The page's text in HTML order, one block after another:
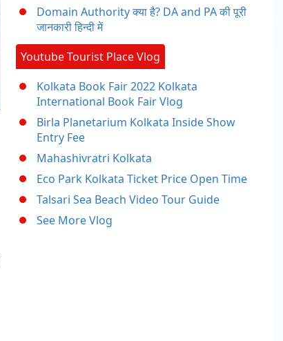
Domain Authority क्या है? DA and PA की पूरी
जानकारी हिन्दी में
Youtube Tourist Place Vlog
Kolkata Book Fair 2022 Kolkata
International Book Fair Vlog
Birla Planetarium Kolkata Inside Show
Entry Fee
Mahashivratri Kolkata
Eco Park Kolkata Ticket Price Open Time
Talsari Sea Beach Video Tour Guide
See More Vlog